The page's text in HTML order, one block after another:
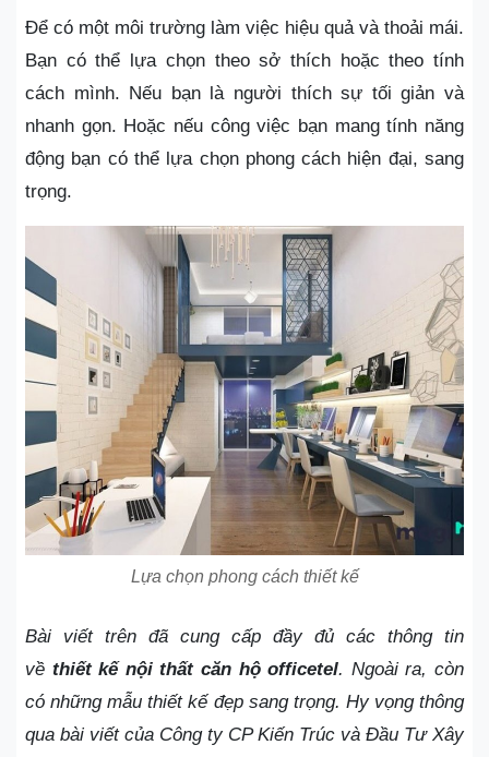
Để có một môi trường làm việc hiệu quả và thoải mái.
Bạn có thể lựa chọn theo sở thích hoặc theo tính
cách mình. Nếu bạn là người thích sự tối giản và
nhanh gọn. Hoặc nếu công việc bạn mang tính năng
động bạn có thể lựa chọn phong cách hiện đại, sang
trọng.
Lựa chọn phong cách thiết kế
Bài viết trên đã cung cấp đầy đủ các thông tin
về thiết kế nội thất căn hộ officetel. Ngoài ra, còn
có những mẫu thiết kế đẹp sang trọng. Hy vọng thông
qua bài viết của Công ty CP Kiến Trúc và Đầu Tư Xây